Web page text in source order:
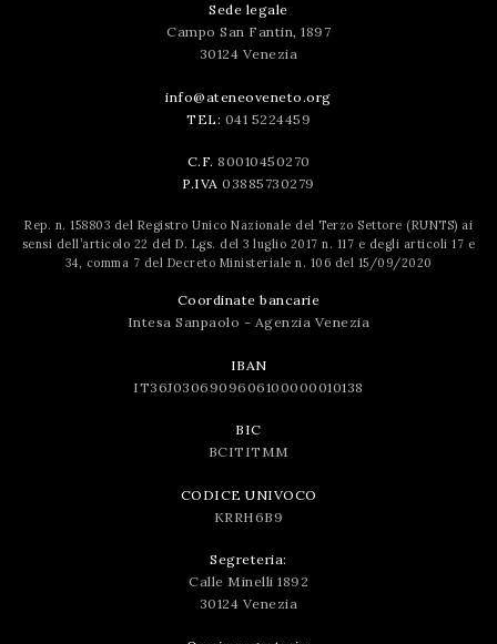
Sede legale
Campo San Fantin, 1897
30124 Venezia
info@ateneoveneto.org
TEL: 041 5224459
C.F. 80010450270
P.IVA 03885730279
Rep. n. 158803 del Registro Unico Nazionale del Terzo Settore (RUNTS) ai
sensi dell’articolo 22 del D. Lgs. del 3 luglio 2017 n. 117 e degli articoli 17 e
34, comma 7 del Decreto Ministeriale n. 106 del 15/09/2020
Coordinate bancarie
Intesa Sanpaolo - Agenzia Venezia
IBAN
IT36J0306909606100000010138
BIC
BCITITMM
CODICE UNIVOCO
KRRH6B9
Segreteria:
Calle Minelli 1892
30124 Venezia